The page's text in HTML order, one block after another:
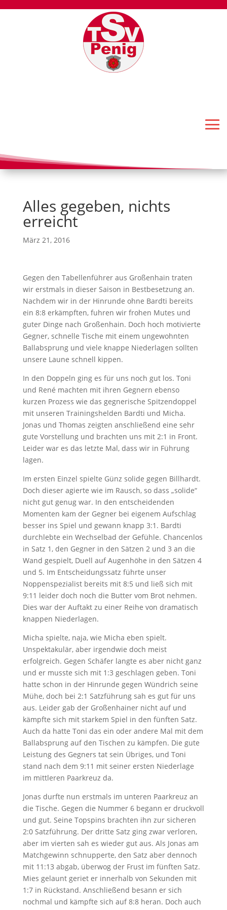
Alles gegeben, nichts
erreicht
März 21, 2016
Gegen den Tabellenführer aus Großenhain traten
wir erstmals in dieser Saison in Bestbesetzung an.
Nachdem wir in der Hinrunde ohne Bardti bereits
ein 8:8 erkämpften, fuhren wir frohen Mutes und
guter Dinge nach Großenhain. Doch hoch motivierte
Gegner, schnelle Tische mit einem ungewohnten
Ballabsprung und viele knappe Niederlagen sollten
unsere Laune schnell kippen.
In den Doppeln ging es für uns noch gut los. Toni
und René machten mit ihren Gegnern ebenso
kurzen Prozess wie das gegnerische Spitzendoppel
mit unseren Trainingshelden Bardti und Micha.
Jonas und Thomas zeigten anschließend eine sehr
gute Vorstellung und brachten uns mit 2:1 in Front.
Leider war es das letzte Mal, dass wir in Führung
lagen.
Im ersten Einzel spielte Günz solide gegen Billhardt.
Doch dieser agierte wie im Rausch, so dass „solide“
nicht gut genug war. In den entscheidenden
Momenten kam der Gegner bei eigenem Aufschlag
besser ins Spiel und gewann knapp 3:1. Bardti
durchlebte ein Wechselbad der Gefühle. Chancenlos
in Satz 1, den Gegner in den Sätzen 2 und 3 an die
Wand gespielt, Duell auf Augenhöhe in den Sätzen 4
und 5. Im Entscheidungssatz führte unser
Noppenspezialist bereits mit 8:5 und ließ sich mit
9:11 leider doch noch die Butter vom Brot nehmen.
Dies war der Auftakt zu einer Reihe von dramatisch
knappen Niederlagen.
Micha spielte, naja, wie Micha eben spielt.
Unspektakulär, aber irgendwie doch meist
erfolgreich. Gegen Schäfer langte es aber nicht ganz
und er musste sich mit 1:3 geschlagen geben. Toni
hatte schon in der Hinrunde gegen Wündrich seine
Mühe, doch bei 2:1 Satzführung sah es gut für uns
aus. Leider gab der Großenhainer nicht auf und
kämpfte sich mit starkem Spiel in den fünften Satz.
Auch da hatte Toni das ein oder andere Mal mit dem
Ballabsprung auf den Tischen zu kämpfen. Die gute
Leistung des Gegners tat sein Übriges, und Toni
stand nach dem 9:11 mit seiner ersten Niederlage
im mittleren Paarkreuz da.
Jonas durfte nun erstmals im unteren Paarkreuz an
die Tische. Gegen die Nummer 6 begann er druckvoll
und gut. Seine Topspins brachten ihn zur sicheren
2:0 Satzführung. Der dritte Satz ging zwar verloren,
aber im vierten sah es wieder gut aus. Als Jonas am
Matchgewinn schnupperte, den Satz aber dennoch
mit 11:13 abgab, überwog der Frust im fünften Satz.
Mies gelaunt geriet er innerhalb von Sekunden mit
1:7 in Rückstand. Anschließend besann er sich
nochmal und kämpfte sich auf 8:8 heran. Doch auch